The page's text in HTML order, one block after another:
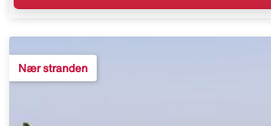
Nær stranden